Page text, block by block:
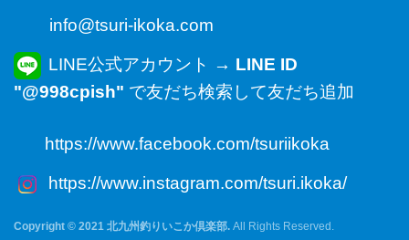
info@tsuri-ikoka.com
LINE公式アカウント → LINE ID
"@998cpish" で友だち検索して友だち追加
https://www.facebook.com/tsuriikoka
https://www.instagram.com/tsuri.ikoka/
Copyright © 2021 北九州釣りいこか倶楽部. All Rights Reserved.